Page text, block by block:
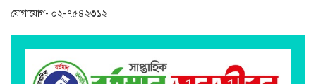
যোগাযোগ- ০২-৭৫৪২৩১২